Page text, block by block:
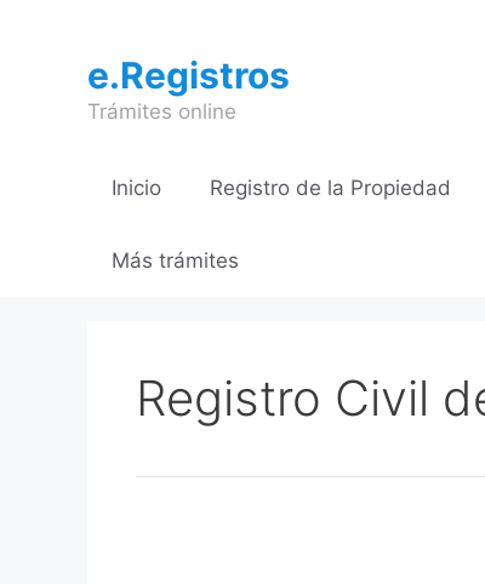
contenidoe.Registros
Trámites online
Inicio Registro de la Propiedad
Más trámites
Registro Civil